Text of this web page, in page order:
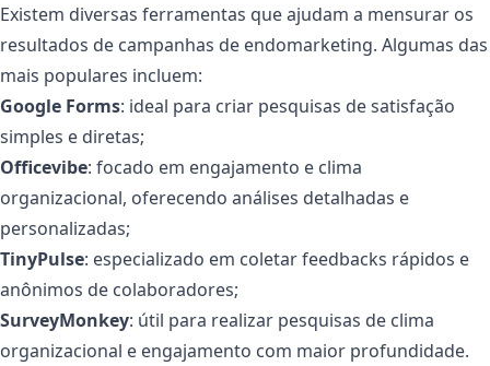
Existem diversas ferramentas que ajudam a mensurar os
resultados de campanhas de endomarketing. Algumas das
mais populares incluem:
Google Forms: ideal para criar pesquisas de satisfação
simples e diretas;
Officevibe: focado em engajamento e clima
organizacional, oferecendo análises detalhadas e
personalizadas;
TinyPulse: especializado em coletar feedbacks rápidos e
anônimos de colaboradores;
SurveyMonkey: útil para realizar pesquisas de clima
organizacional e engajamento com maior profundidade.